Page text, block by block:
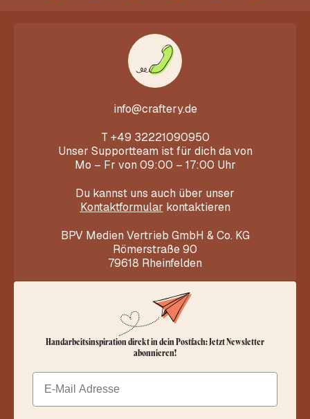
info@craftery.de
T +49 32221090950
Unser Supportteam ist für dich da von
Mo – Fr von 09:00 – 17:00 Uhr
Du kannst uns auch über unser
Kontaktformular kontaktieren
BPV Medien Vertrieb GmbH & Co. KG
Römerstraße 90
79618 Rheinfelden
Handarbeitsinspiration direkt in dein Postfach: Jetzt Newsletter
abonnieren!
Email